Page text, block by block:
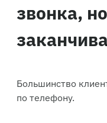
звонка,
Большинство
по телефону.